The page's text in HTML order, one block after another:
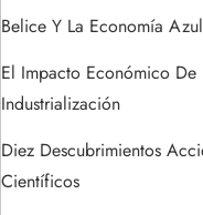
t
r
a
d
Belice Y La Economía
El Impacto Económico De
Industrialización
Diez Descubrimientos
Científicos